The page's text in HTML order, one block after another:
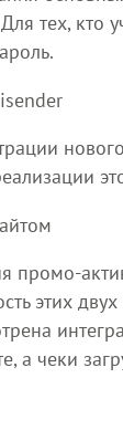
тех, кто
промо-
этих
а чеки